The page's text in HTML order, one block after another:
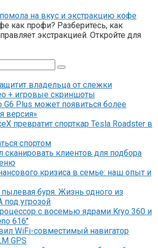
на вкус и экстракцию кофе
как профи? Разберитесь, как
экстракцией. Откройте для
владельца от слежки
+ игровые скриншоты
G6 Plus может появиться более
версия»
превратит спорткар Tesla Roadster в
спортом
сканировать клиентов для подбора
кризиса в семье: наш опыт и
буря. Жизнь одного из
под угрозой
с восемью ядрами Kryo 360 и
616″
WiFi-совместимый навигатор
GPS